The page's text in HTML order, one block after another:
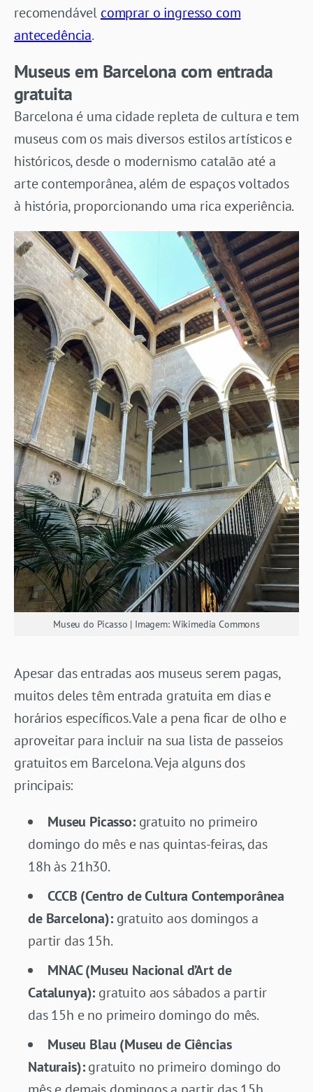
recomendável comprar o ingresso com
antecedência.
Museus em Barcelona com entrada
gratuita
Barcelona é uma cidade repleta de cultura e tem
museus com os mais diversos estilos artísticos e
históricos, desde o modernismo catalão até a
arte contemporânea, além de espaços voltados
à história, proporcionando uma rica experiência.
Museu do Picasso | Imagem: Wikimedia Commons
Apesar das entradas aos museus serem pagas,
muitos deles têm entrada gratuita em dias e
horários específicos. Vale a pena ficar de olho e
aproveitar para incluir na sua lista de passeios
gratuitos em Barcelona. Veja alguns dos
principais:
Museu Picasso:gratuito no primeiro
domingo do mês e nas quintas-feiras, das
18h às 21h30.
CCCB (Centro de Cultura Contemporânea
de Barcelona): gratuito aos domingos a
partir das 15h.
MNAC (Museu Nacional d’Art de
Catalunya): gratuito aos sábados a partir
das 15h e no primeiro domingo do mês.
Museu Blau (Museu de Ciências
Naturais):gratuito no primeiro domingo do